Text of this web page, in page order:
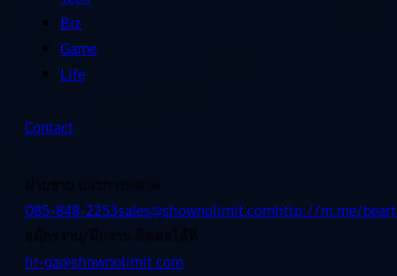
Biz
Game
Life
Contact
ฝ่ายขาย และการตลาด
085-848-2253sales@shownolimit.comhttp://m.me/
สมัครงาน/ฝึกงาน ติดต่อได้ที่
hr-ga@shownolimit.com